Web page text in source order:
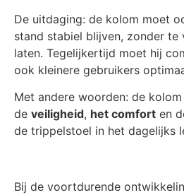
De uitdaging: de kolom moet
stand stabiel blijven, zonder te
laten. Tegelijkertijd moet hij
ook kleinere gebruikers
Met andere woorden: de
de veiligheid, het comfort en
de trippelstoel in het dagelijks
Bij de voortdurende